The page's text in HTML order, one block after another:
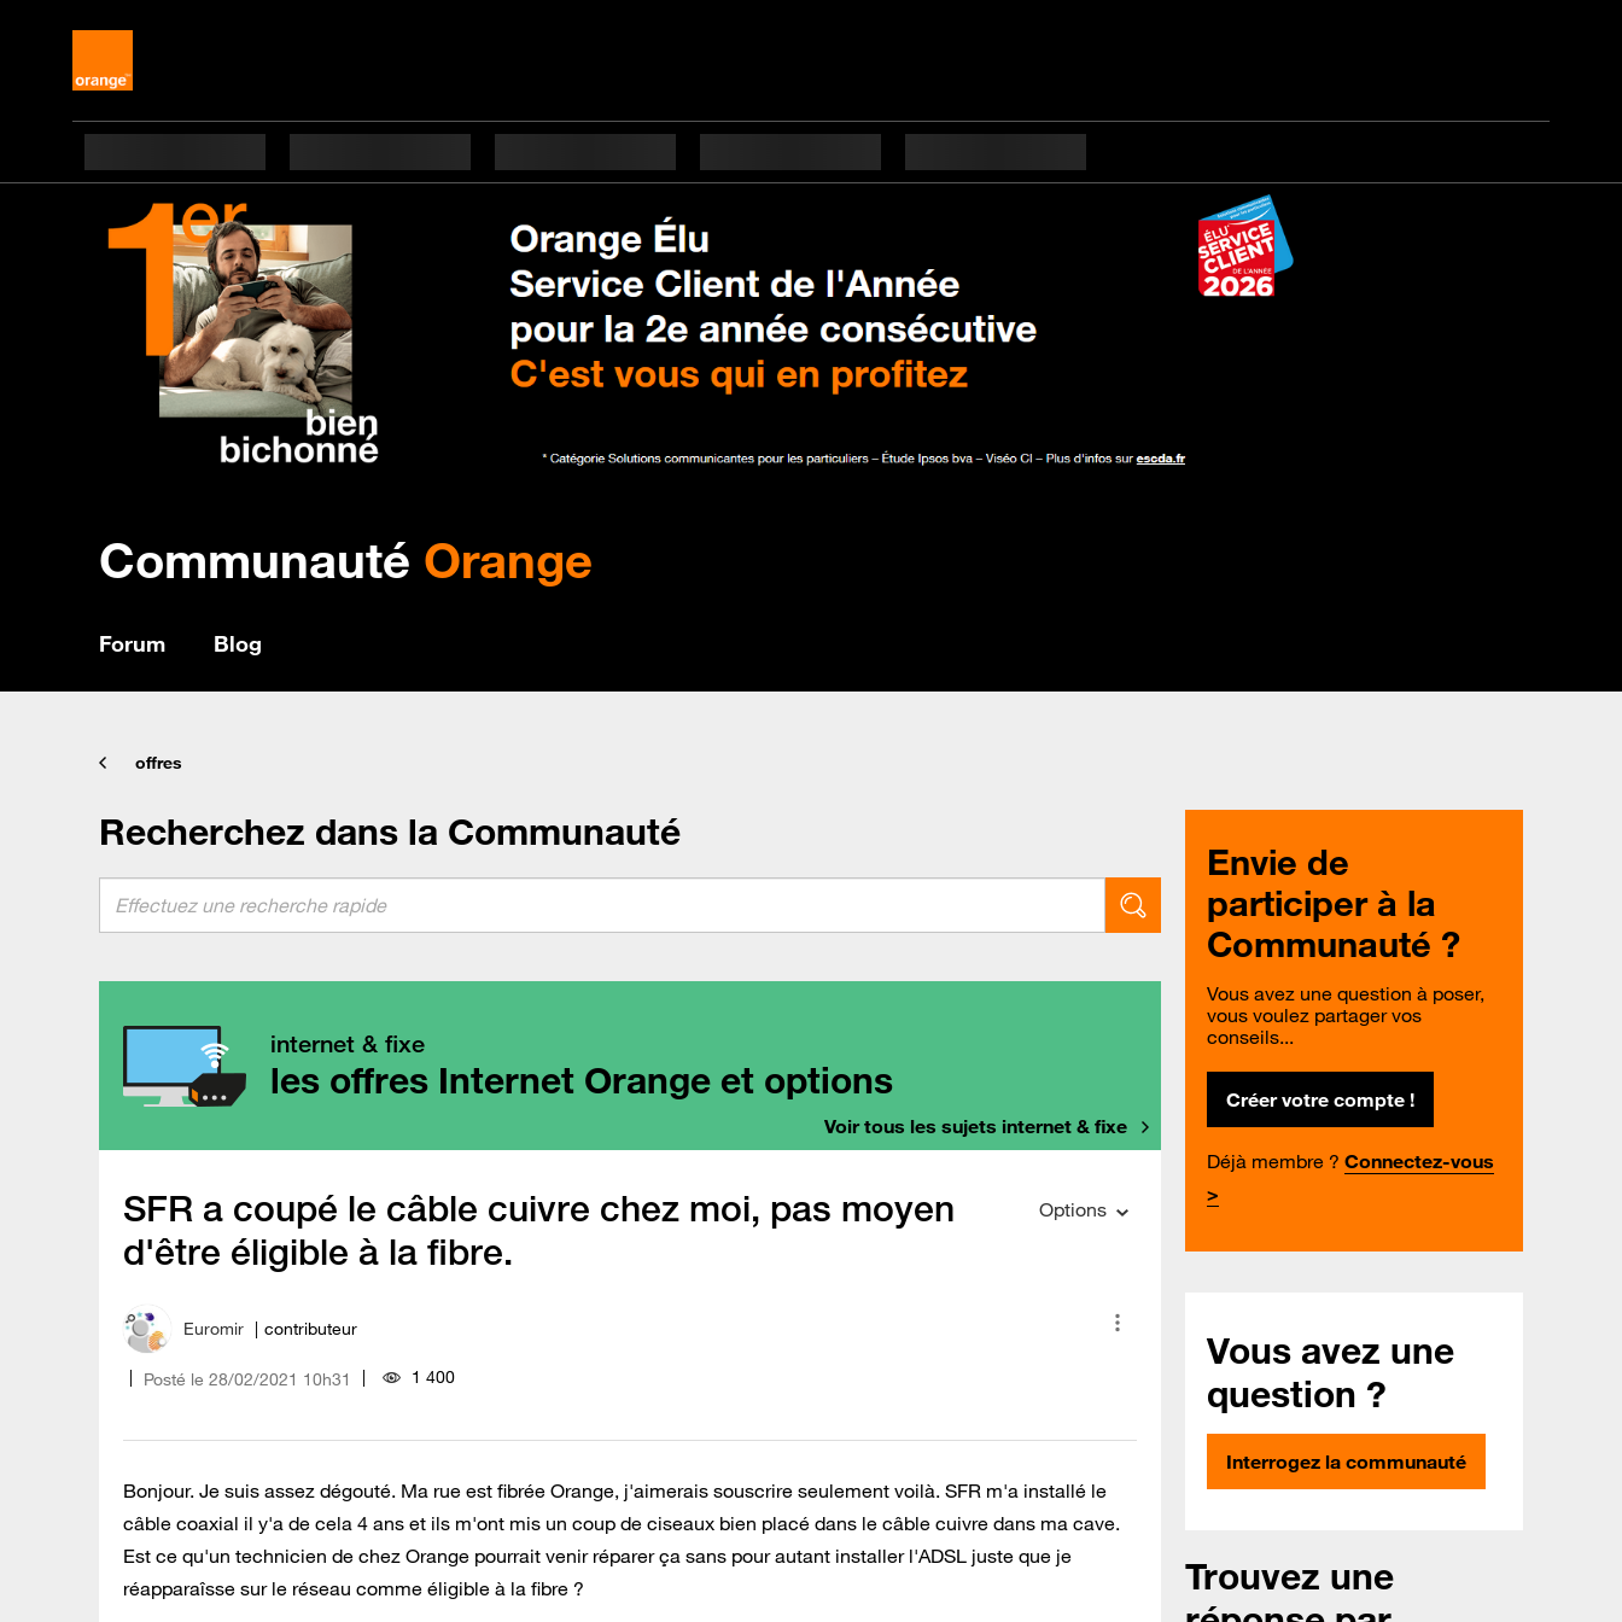
Communauté Orange
Forum Blog
offres
Recherchez dans la Communauté
internet & fixe
les offres Internet Orange et options
Voir tous les sujets internet & fixe
SFR a coupé le câble cuivre chez moi, pas moyen
d'être éligible à la fibre.
Options
Euromir contributeur
Posté le ‎28/02/2021 10h31 1 400
Bonjour. Je suis assez dégouté. Ma rue est fibrée Orange, j'aimerais souscrire seulement voilà. SFR m'a installé le
câble coaxial il y'a de cela 4 ans et ils m'ont mis un coup de ciseaux bien placé dans le câble cuivre dans ma cave.
Est ce qu'un technicien de chez Orange pourrait venir réparer ça sans pour autant installer l'ADSL juste que je
réapparaîsse sur le réseau comme éligible à la fibre ?
Envie de
participer à la
Communauté ?
Vous avez une question à poser,
vous voulez partager vos
conseils...
Créer votre compte !
Déjà membre ? Connectez-vous
>
Vous avez une
question ?
Interrogez la communauté
Trouvez une